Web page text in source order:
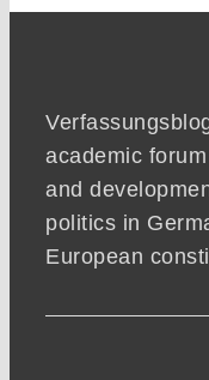
academic
and
politics in
European